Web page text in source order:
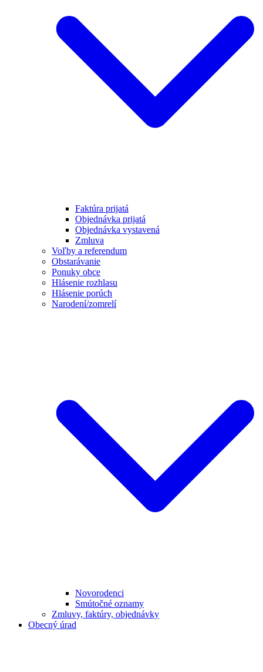
Faktúra prijatá
Objednávka prijatá
Objednávka vystavená
Zmluva
Voľby a referendum
Obstarávanie
Ponuky obce
Hlásenie rozhlasu
Hlásenie porúch
Narodení/zomrelí
Novorodenci
Smútočné oznamy
Zmluvy, faktúry, objednávky
Obecný úrad